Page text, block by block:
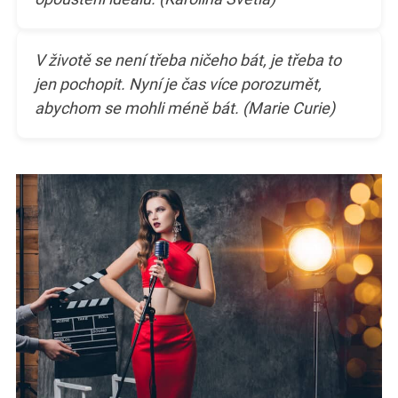
V životě se není třeba ničeho bát, je třeba to
jen pochopit. Nyní je čas více porozumět,
abychom se mohli méně bát. (Marie Curie)